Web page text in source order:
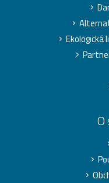
Ekologická
O